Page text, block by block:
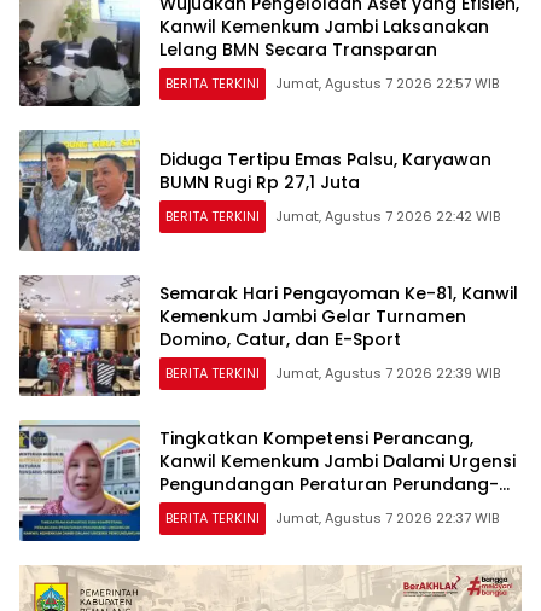
Kanwil Kemenkum Jambi Laksanakan
Lelang BMN Secara Transparan
BERITA TERKINI Jumat, Agustus 7 2026 22:57 WIB
Diduga Tertipu Emas Palsu, Karyawan
BUMN Rugi Rp 27,1 Juta
BERITA TERKINI Jumat, Agustus 7 2026 22:42 WIB
Semarak Hari Pengayoman Ke-81, Kanwil
Kemenkum Jambi Gelar Turnamen
Domino, Catur, dan E-Sport
BERITA TERKINI Jumat, Agustus 7 2026 22:39 WIB
Tingkatkan Kompetensi Perancang,
Kanwil Kemenkum Jambi Dalami Urgensi
Pengundangan Peraturan Perundang-
undangan
BERITA TERKINI Jumat, Agustus 7 2026 22:37 WIB